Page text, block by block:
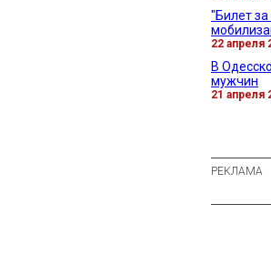
"Билет
22 апреля
В
мужчин
21 апреля